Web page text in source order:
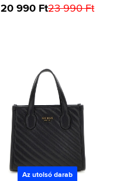
20 990 Ft23 990 Ft
Az utolsó darab